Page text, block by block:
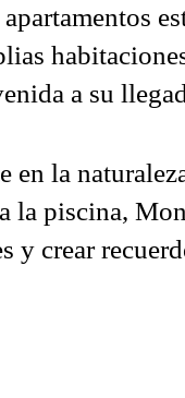
a su
en la
la piscina,
y crear